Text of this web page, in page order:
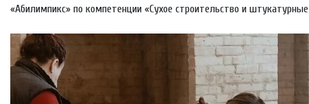
«Абилимпикс» по компетенции «Сухое строительство и